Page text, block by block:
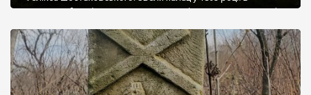
радянський період у ньому спочатку містилася школа, потім
століття тут розмістили туберкульозну лікарню. Коли із
палацу виїхала лікарня – ми точно не […]